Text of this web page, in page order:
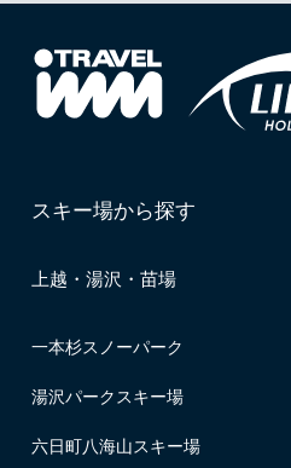
スキー場から探す
上越・湯沢・苗場
一本杉スノーパーク
湯沢パークスキー場
六日町八海山スキー場